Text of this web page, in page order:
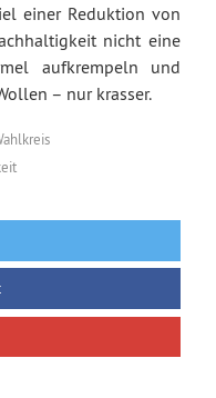
einer Reduktion von
nicht eine
aufkrempeln und
– nur krasser.